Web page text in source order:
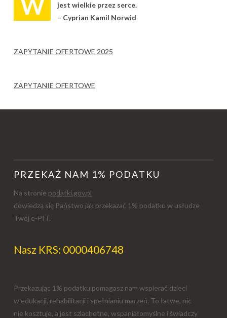
jest wielkie przez serce.
– Cyprian Kamil Norwid
ZAPYTANIE OFERTOWE 2025
ZAPYTANIE OFERTOWE
PRZEKAŻ NAM 1% PODATKU
Na stronie podatki.gov.pl
dowiedzą się Państwo jak przekazać 1% podatku w usłudze
Twój e-PIT.
Nasz KRS: 0000406748
Przekazując 1% podatku pomagasz nam wspierać dzieci
w edukacji, rehabilitacji i spełnianiu marzeń. To łatwe, nic
nie kosztuje, a jest szlachetne, wspaniałomyślne i świadczy